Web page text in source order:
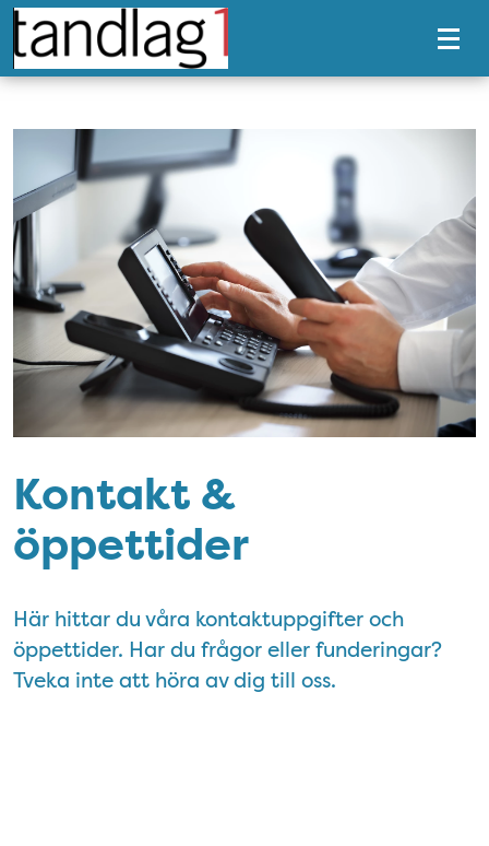
Tillgänglighetsmeny
Kontakt &
öppettider
Här hittar du våra kontaktuppgifter och
öppettider. Har du frågor eller funderingar?
Tveka inte att höra av dig till oss.